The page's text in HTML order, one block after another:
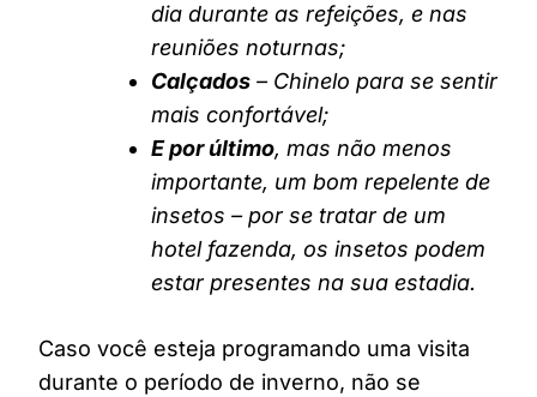
dia durante as refeições, e nas
reuniões noturnas;
Calçados – Chinelo para se sentir
mais confortável;
E por último, mas não menos
importante, um bom repelente de
insetos – por se tratar de um
hotel fazenda, os insetos podem
estar presentes na sua estadia.
Caso você esteja programando uma visita
durante o período de inverno, não se